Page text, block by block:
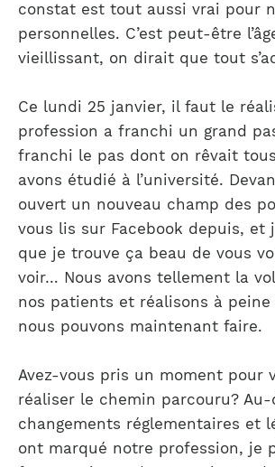
constat est tout aussi vrai pour
personnelles. C’est peut-être
vieillissant, on dirait que tout
Ce lundi 25 janvier, il faut le
profession a franchi un grand
franchi le pas dont on rêvait
avons étudié à l’université.
ouvert un nouveau champ des
vous lis sur Facebook depuis, et
que je trouve ça beau de vous
voir… Nous avons tellement la
nos patients et réalisons à
nous pouvons maintenant faire.
Avez-vous pris un moment pour
réaliser le chemin parcouru? Au-
changements réglementaires et
ont marqué notre profession, je